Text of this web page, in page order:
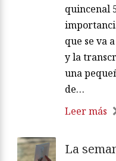
quincenal
que se va
y la
una
de…
Leer más
La